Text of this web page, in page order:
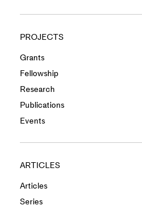
PROJECTS
Grants
Fellowship
Research
Publications
Events
ARTICLES
Articles
Series